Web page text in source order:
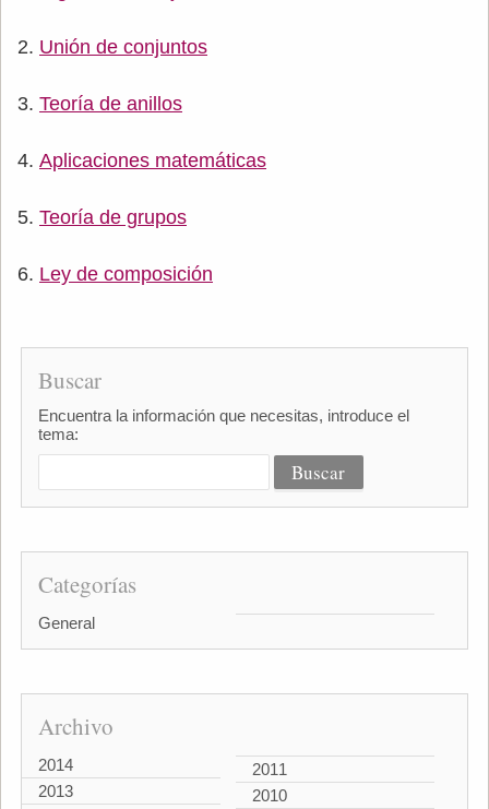
Unión de conjuntos
Teoría de anillos
Aplicaciones matemáticas
Teoría de grupos
Ley de composición
Buscar
Encuentra la información que necesitas, introduce el
tema:
Categorías
General
Archivo
2014
2013
2011
2010